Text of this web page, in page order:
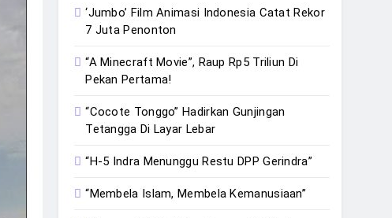
‘Jumbo’ Film Animasi Indonesia Catat Rekor
7 Juta Penonton
“A Minecraft Movie”, Raup Rp5 Triliun Di
Pekan Pertama!
“Cocote Tonggo” Hadirkan Gunjingan
Tetangga Di Layar Lebar
“H-5 Indra Menunggu Restu DPP Gerindra”
“Membela Islam, Membela Kemanusiaan”